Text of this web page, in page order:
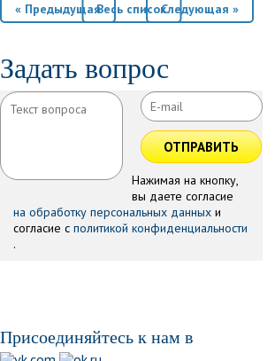
« ПредыдущаяВесь списокСледующая »
Задать вопрос
ОТПРАВИТЬ
Нажимая на кнопку,
вы даете согласие
на обработку персональных данных и
согласие с политикой конфиденциальности
.
Присоединяйтесь к нам в